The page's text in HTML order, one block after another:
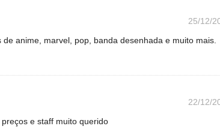
25/12/
anime, marvel, pop, banda desenhada e muito mais.
22/12/
e staff muito querido